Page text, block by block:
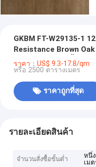
GKBM FT-W29135-1
Resistance Brown
นิลคอมโพสิตคลิกพื้น SPC
ราคา：US$ 9.3-17.8/qm
หรือ 2500 ตารางเมตร
ราคาถูกที่สุด
รายละเอียดสินค้า
จำนวนสั่งซื้อขั้นต่ำ
หนึ่
เมต